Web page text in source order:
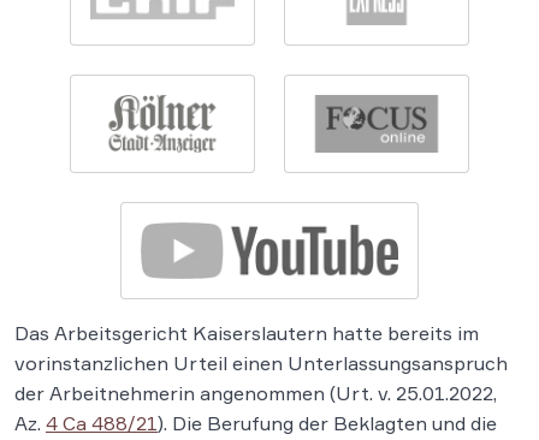
Das Arbeitsgericht Kaiserslautern hatte bereits im
vorinstanzlichen Urteil einen Unterlassungsanspruch
der Arbeitnehmerin angenommen (Urt. v. 25.01.2022,
Az. 4 Ca 488/21). Die Berufung der Beklagten und die